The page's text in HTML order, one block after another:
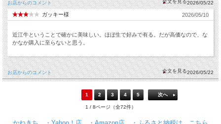
お店からのコメント 2026/05/22
ガッキー様 2026/05/10
近江牛ということで確かに美味しい。ほぼ生で好みで有る。だが高価なので、な
かなか購入に至らないと思う。
お店からのコメント 2026/05/22
1 2 3 4 5 次へ
1 / 8ページ（全72件）